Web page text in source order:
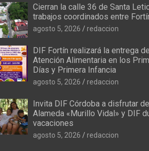
Cierran la calle 36 de Santa
trabajos coordinados entre
agosto 5, 2026 redaccion
DIF Fortín realizará la entrega
Atención Alimentaria en los
Días y Primera Infancia
agosto 5, 2026 redaccion
Invita DIF Córdoba a disfrutar
Alameda «Murillo Vidal» y DIF
vacaciones
agosto 5, 2026 redaccion